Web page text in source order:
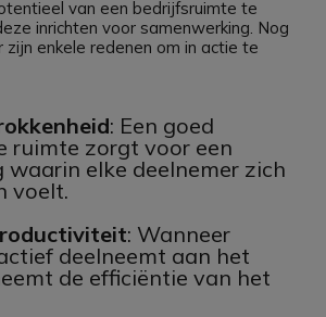
van een bedrijfsruimte te
inrichten voor samenwerking. Nog
enkele redenen om in actie te
: Een goed
ruimte zorgt voor een
waarin elke deelnemer zich
voelt.
: Wanneer
deelneemt aan het
de efficiëntie van het